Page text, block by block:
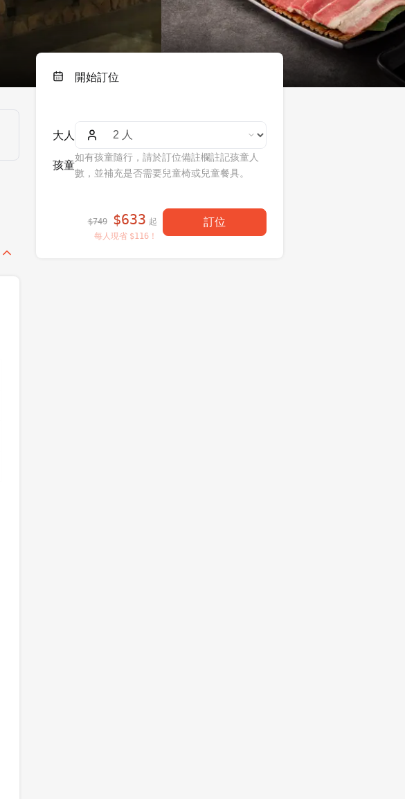
開始訂位
大人
孩童
如有孩童隨行，請於訂位備註欄註記孩童人
數，並補充是否需要兒童椅或兒童餐具。
$749 $633 起 訂位